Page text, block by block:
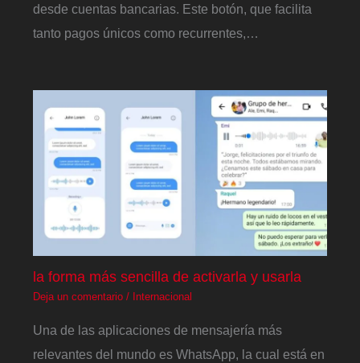
desde cuentas bancarias. Este botón, que facilita
tanto pagos únicos como recurrentes,…
la forma más sencilla de activarla y usarla
Deja un comentario / Internacional
Una de las aplicaciones de mensajería más
relevantes del mundo es WhatsApp, la cual está en